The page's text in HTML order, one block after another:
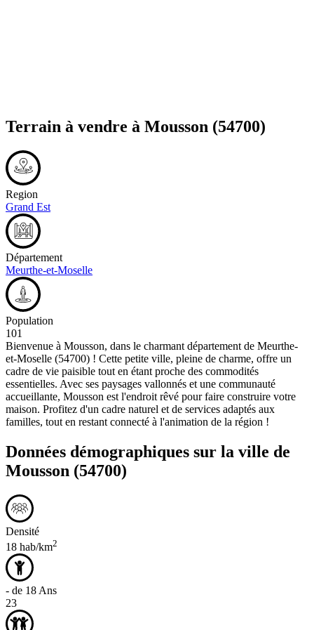
Terrain à vendre à Mousson (54700)
Region
Grand Est
Département
Meurthe-et-Moselle
Population
101
Bienvenue à Mousson, dans le charmant département de Meurthe-
et-Moselle (54700) ! Cette petite ville, pleine de charme, offre un
cadre de vie paisible tout en étant proche des commodités
essentielles. Avec ses paysages vallonnés et une communauté
accueillante, Mousson est l'endroit rêvé pour faire construire votre
maison. Profitez d'un cadre naturel et de services adaptés aux
familles, tout en restant connecté à l'animation de la région !
Données démographiques sur la ville de
Mousson (54700)
Densité
18 hab/km2
- de 18 Ans
23